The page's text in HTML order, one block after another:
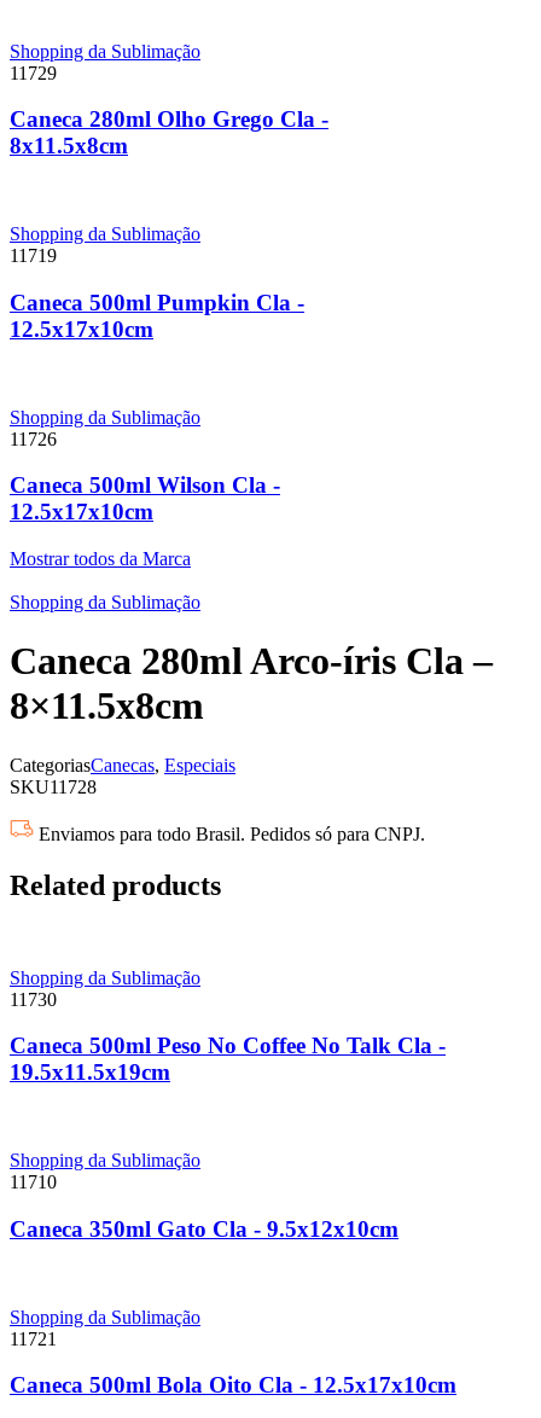
Shopping da Sublimação
11729
Caneca 280ml Olho Grego Cla -
8x11.5x8cm
Shopping da Sublimação
11719
Caneca 500ml Pumpkin Cla -
12.5x17x10cm
Shopping da Sublimação
11726
Caneca 500ml Wilson Cla -
12.5x17x10cm
Mostrar todos da Marca
Shopping da Sublimação
Caneca 280ml Arco-íris Cla –
8×11.5x8cm
CategoriasCanecas, Especiais
SKU11728
Enviamos para todo Brasil. Pedidos só para CNPJ.
Related products
Shopping da Sublimação
11730
Caneca 500ml Peso No Coffee No Talk Cla -
19.5x11.5x19cm
Shopping da Sublimação
11710
Caneca 350ml Gato Cla - 9.5x12x10cm
Shopping da Sublimação
11721
Caneca 500ml Bola Oito Cla - 12.5x17x10cm